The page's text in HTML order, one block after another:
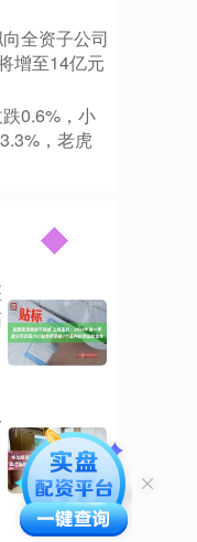
全资子公司
增至14亿元
0.6%，小
，老虎